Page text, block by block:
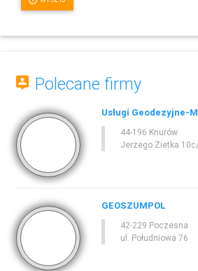
Polecane firmy
Usługi Geodezyjne-
44-196 Knurów
Jerzego Zietka
GEOSZUMPOL
42-229 Poczesna
ul. Południowa 76